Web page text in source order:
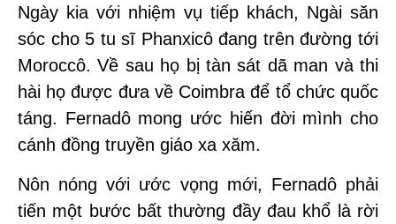
Ngày kia với nhiệm vụ tiếp khách, Ngài săn
sóc cho 5 tu sĩ Phanxicô đang trên đường tới
Moroccô. Về sau họ bị tàn sát dã man và thi
hài họ được đưa về Coimbra để tổ chức quốc
táng. Fernadô mong ước hiến đời mình cho
cánh đồng truyền giáo xa xăm.
Nôn nóng với ước vọng mới, Fernadô phải
tiến một bước bất thường đầy đau khổ là rời